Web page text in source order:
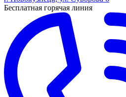
Бесплатная горячая линия